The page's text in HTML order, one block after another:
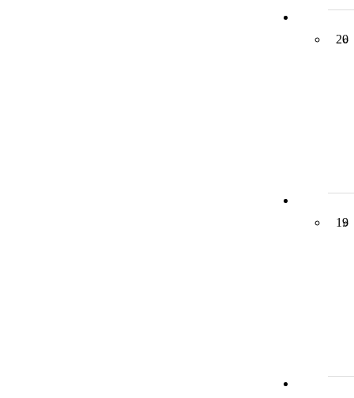
20
19